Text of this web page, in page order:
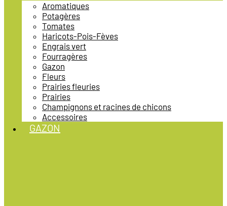
Aromatiques
Potagères
Tomates
Haricots-Pois-Fèves
Engrais vert
Fourragères
Gazon
Fleurs
Prairies fleuries
Prairies
Champignons et racines de chicons
Accessoires
GAZON